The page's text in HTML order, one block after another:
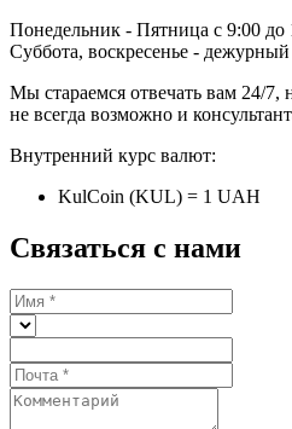
Понедельник - Пятница с 9:00 до
Суббота, воскресенье -
Мы стараемся отвечать вам 24/7,
не всегда возможно и
Внутренний курс валют:
KulCoin (KUL) = 1 UAH
Связаться с нами